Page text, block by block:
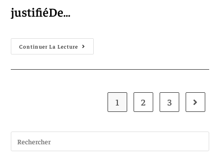
justifiéDe…
Continuer La Lecture
1 2 3